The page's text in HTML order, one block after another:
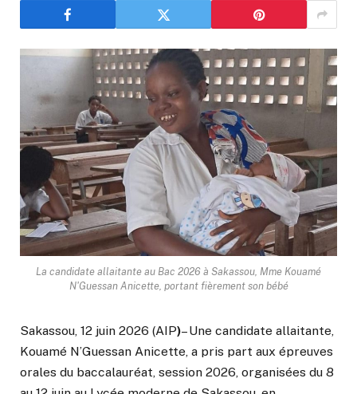
La candidate allaitante au Bac 2026 à Sakassou, Mme Kouamé
N'Guessan Anicette, portant fièrement son bébé
Sakassou, 12 juin 2026 (AIP)– Une candidate allaitante,
Kouamé N’Guessan Anicette, a pris part aux épreuves
orales du baccalauréat, session 2026, organisées du 8